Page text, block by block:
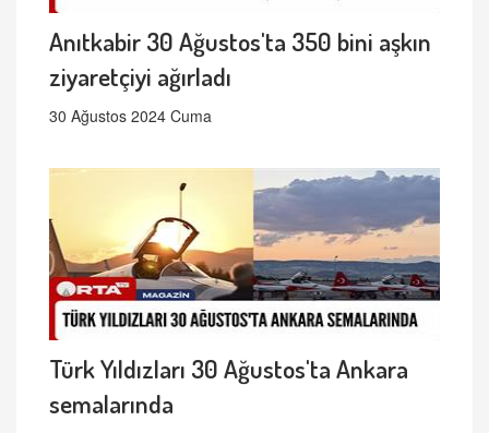
Anıtkabir 30 Ağustos'ta 350 bini aşkın
ziyaretçiyi ağırladı
30 Ağustos 2024 Cuma
Türk Yıldızları 30 Ağustos'ta Ankara
semalarında